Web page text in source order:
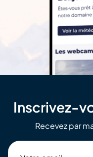
Inscrivez-
Recevez par